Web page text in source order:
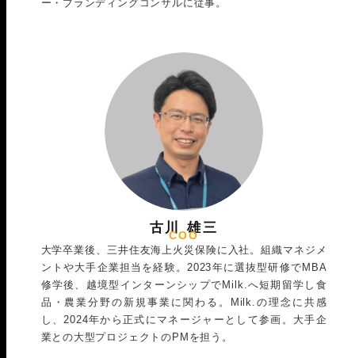
ー・ブランディングコンサルに従事。
古川 雄三
COO
大学卒業後、三井住友海上火災保険に入社。組織マネジメ
ントや大手企業担当を経験。2023年に選抜型研修でMBA
修学後、越境型インターンシップでMilk.へ短期留学し食
品・農業分野の新規事業に関わる。Milk.の理念に共感
し、2024年から正式にマネージャーとして参画。大手企
業との大型プロジェクトのPMを担う。